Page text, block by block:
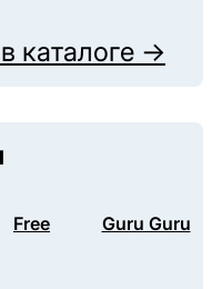
в каталоге →
Free Guru Guru